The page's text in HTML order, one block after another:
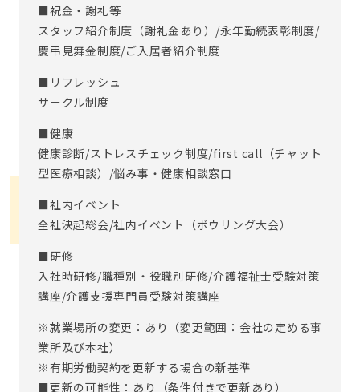
■祝金・謝礼等
スタッフ紹介制度（謝礼金あり）/永年勤続表彰制度/
慶弔見舞金制度/ご入居者紹介制度
■リフレッシュ
サークル制度
■健康
健康診断/ストレスチェック制度/first call（チャット
型医療相談）/悩み事・健康相談窓口
■社内イベント
全社決起総会/社内イベント（ボウリング大会）
■研修
入社時研修/職種別・役職別研修/介護福祉士受験対策
講座/介護支援専門員受験対策講座
※就業場所の変更：あり（変更範囲：会社の定める事
業所及び本社）
※有期労働契約を更新する場合の新基準
■更新の可能性：あり（条件付きで更新あり）